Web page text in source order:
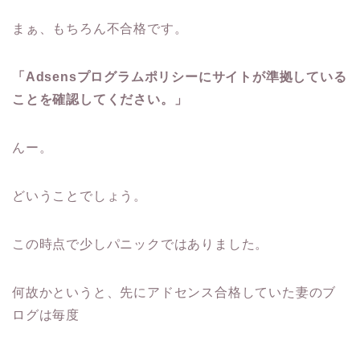
まぁ、もちろん不合格です。
「Adsensプログラムポリシーにサイトが準拠している
ことを確認してください。」
んー。
どいうことでしょう。
この時点で少しパニックではありました。
何故かというと、先にアドセンス合格していた妻のブ
ログは毎度